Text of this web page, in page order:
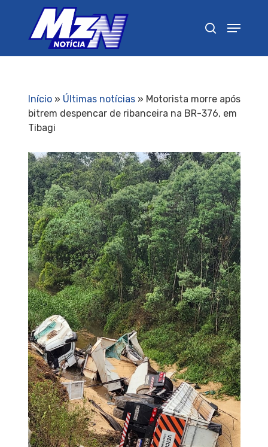
Início» Últimas notícias» Motorista morre após
bitrem despencar de ribanceira na BR-376, em
Tibagi